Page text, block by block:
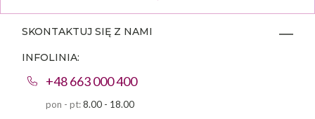
SKONTAKTUJ SIĘ Z NAMI
INFOLINIA:
+48 663 000 400
pon - pt:8.00 - 18.00